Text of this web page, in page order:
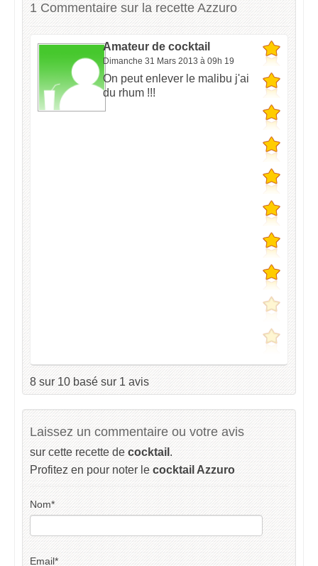
1 Commentaire sur la recette Azzuro
Amateur de cocktail
Dimanche 31 Mars 2013 à 09h 19
On peut enlever le malibu j'ai
du rhum !!!
8 sur 10 basé sur 1 avis
Laissez un commentaire ou votre avis
sur cette recette de cocktail .
Profitez en pour noter le cocktail Azzuro
Nom*
Email*